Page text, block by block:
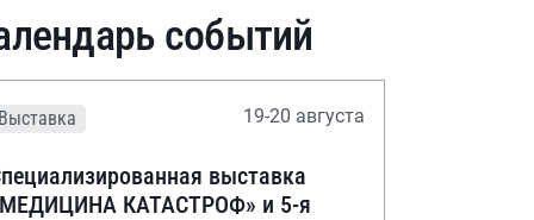
событий
Выставка 19-20 августа
выставка
КАТАСТРОФ» и 5-я